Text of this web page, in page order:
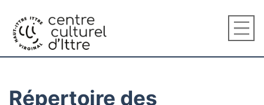
Répertoire des